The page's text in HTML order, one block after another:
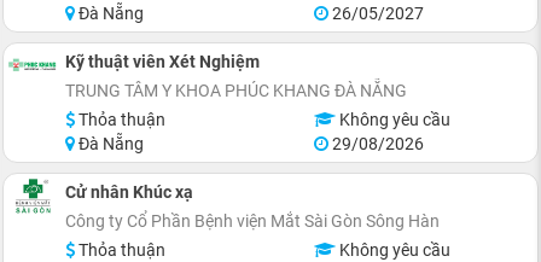
Đà Nẵng
26/05/2027
Kỹ thuật viên Xét Nghiệm
TRUNG TÂM Y KHOA PHÚC KHANG ĐÀ NẴNG
Thỏa thuận
Không yêu cầu
Đà Nẵng
29/08/2026
Cử nhân Khúc xạ
Công ty Cổ Phần Bệnh viện Mắt Sài Gòn Sông Hàn
Thỏa thuận
Không yêu cầu